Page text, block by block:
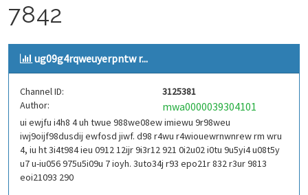
7842
ug09g4rqweuyerpntw r...
Channel ID:
3125381
Author:
mwa0000039304101
ui ewjfu i4h8 4 uh twue 988we08ew imiewu 9r98weu
iwj9oijf98dusdij ewfosd jiwf. d98 r4wu r4wiouewrnwnrew rm wru
4, iu ht 3i4t984 ieu 0912 12ijr 9i3r12 921 0i2u02 i0tu 9u5yi4 u08t5y
u7 u-iu056 975u5i09u 7 ioyh. 3uto34j r93 epo21r 832 r3ur 9813
eoi21093 290